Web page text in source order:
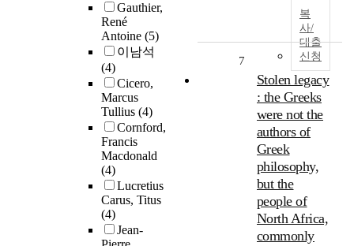
Gauthier,
René
Antoine (5)
이남석
(4)
Cicero,
Marcus
Tullius (4)
Cornford,
Francis
Macdonald
(4)
Lucretius
Carus, Titus
(4)
Jean-
복
사/
대출
신청
7
Stolen legacy
: the Greeks
were not the
authors of
Greek
philosophy,
but the
people of
North Africa,
commonly